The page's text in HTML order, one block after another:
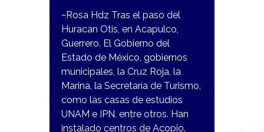
~Rosa Hdz Tras el paso del
Huracan Otis, en Acapulco,
Guerrero. El Gobierno del
Estado de México, gobiernos
municipales, la Cruz Roja, la
Marina, la Secretaría de Turismo,
como las casas de estudios
UNAM e IPN, entre otros. Han
instalado centros de Acopio.